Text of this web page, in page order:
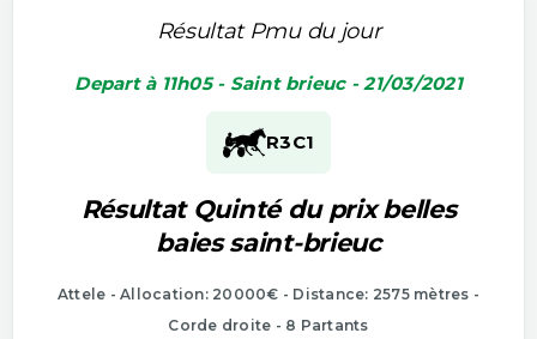
Résultat Pmu du jour
Depart à 11h05 - Saint brieuc - 21/03/2021
R3C1
Résultat Quinté du prix belles
baies saint-brieuc
Attele - Allocation: 20000€ - Distance: 2575 mètres -
Corde droite - 8 Partants